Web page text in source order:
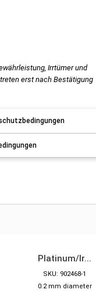
Irrtümer und
erst nach Bestätigung
Platinum/Ir...
SKU: 902468-1
0.2 mm diameter